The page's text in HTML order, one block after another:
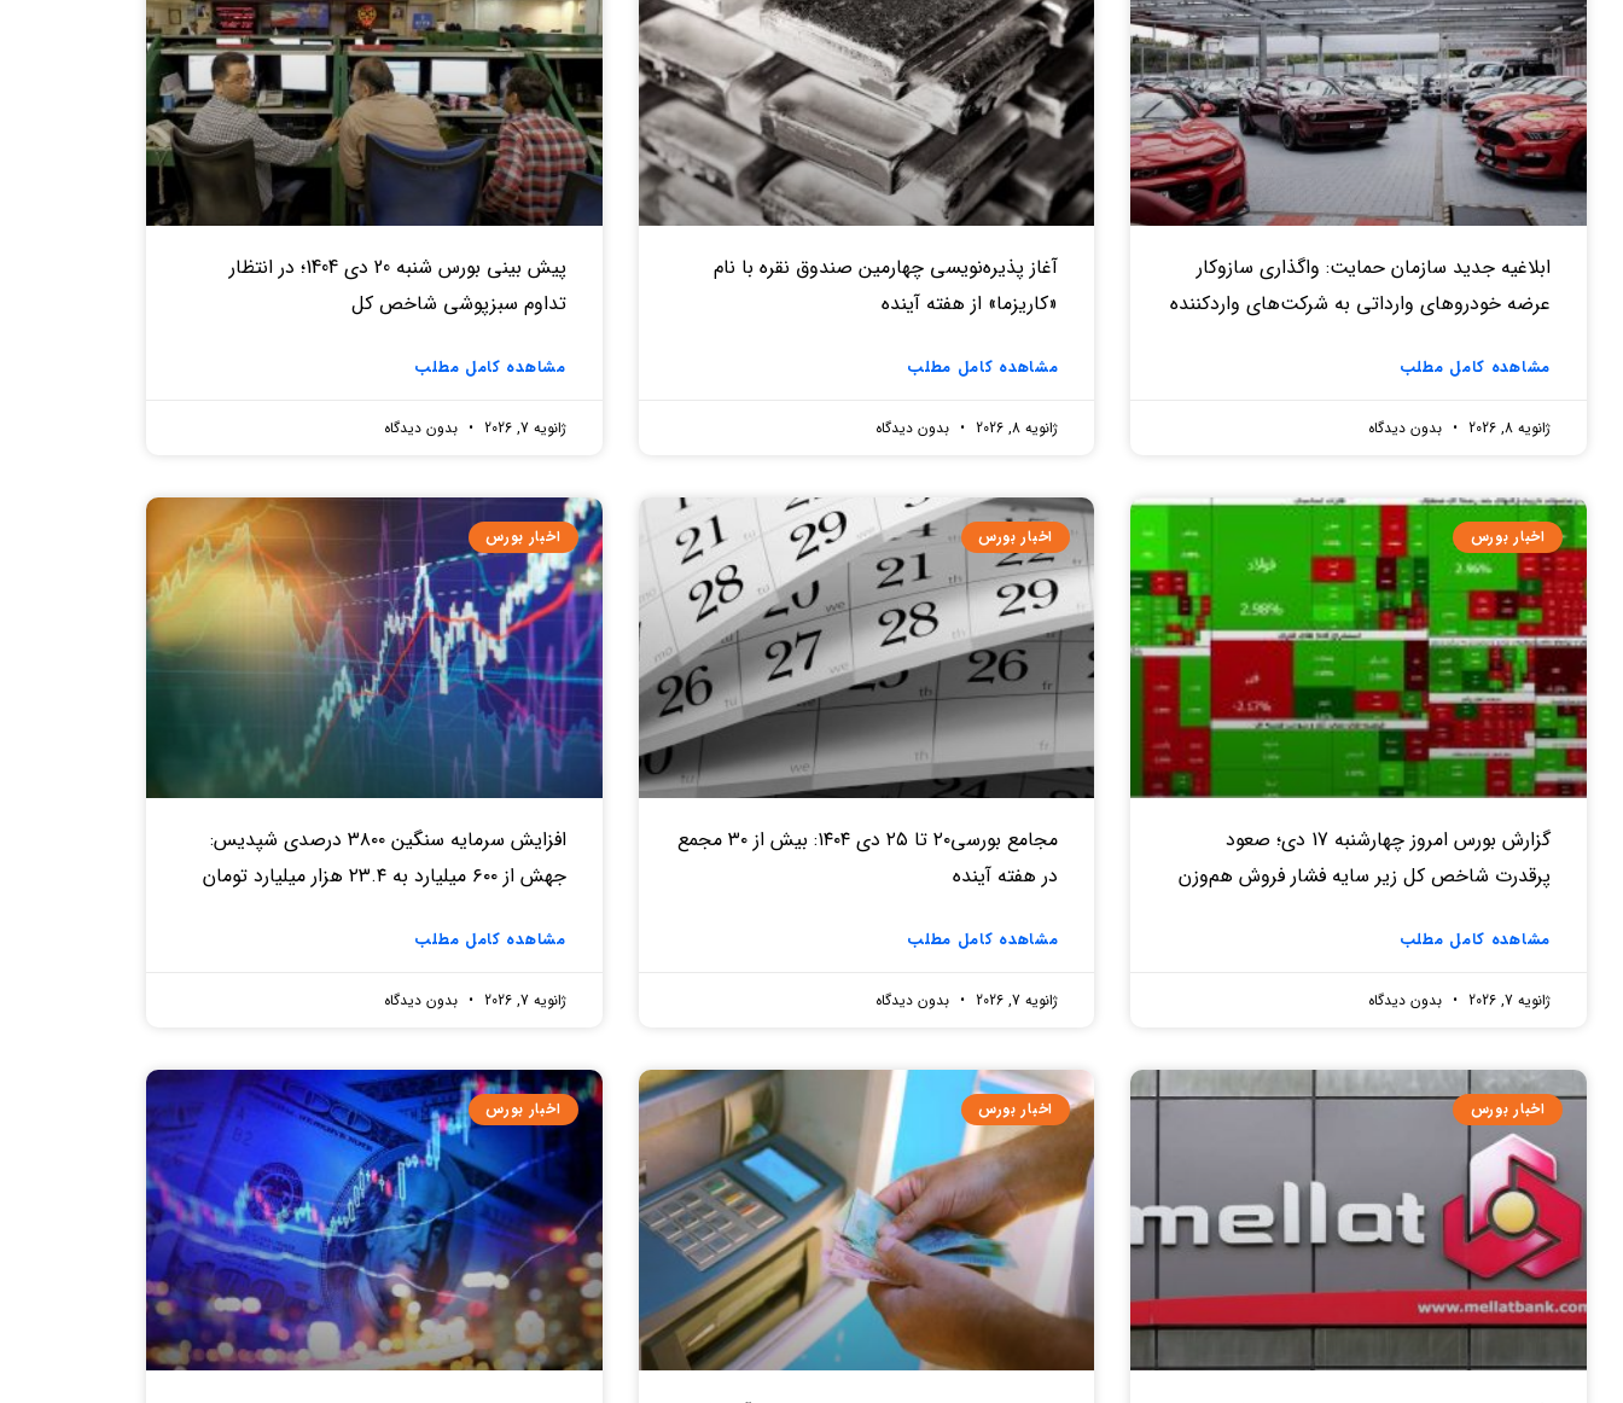
ابلاغیه جدید سازمان حمایت: واگذاری سازوکار
عرضه خودروهای وارداتی به شرکت‌های واردکننده
مشاهده کامل مطلب
ژانویه 8, 2026 بدون دیدگاه
آغاز پذیره‌نویسی چهارمین صندوق نقره‌ با نام
«کاریزما» از هفته آینده
مشاهده کامل مطلب
ژانویه 8, 2026 بدون دیدگاه
پیش بینی بورس شنبه 20 دی 1404؛ در انتظار
تداوم سبزپوشی شاخص کل
مشاهده کامل مطلب
ژانویه 7, 2026 بدون دیدگاه
اخبار بورس
گزارش بورس امروز چهارشنبه 17 دی؛ صعود
پرقدرت شاخص کل زیر سایه فشار فروش هم‌وزن
مشاهده کامل مطلب
ژانویه 7, 2026 بدون دیدگاه
اخبار بورس
مجامع بورسی۲۰ تا ۲۵ دی ۱۴۰۴: بیش از ۳۰ مجمع
در هفته آینده
مشاهده کامل مطلب
ژانویه 7, 2026 بدون دیدگاه
اخبار بورس
افزایش سرمایه سنگین ۳۸۰۰ درصدی شپدیس:
جهش از ۶۰۰ میلیارد به ۲۳.۴ هزار میلیارد تومان
مشاهده کامل مطلب
ژانویه 7, 2026 بدون دیدگاه
اخبار بورس اخبار بورس اخبار بورس